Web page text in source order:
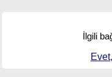
İlgili